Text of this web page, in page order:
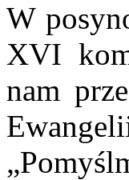
W
XVI
nam